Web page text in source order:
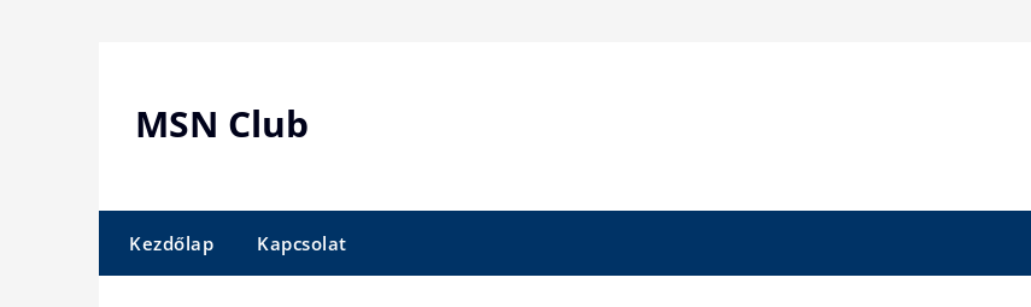
MSN Club
Kezdőlap Kapcsolat